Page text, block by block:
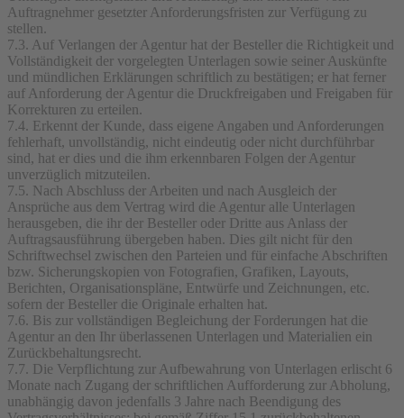
Auftragnehmer gesetzter Anforderungsfristen zur Verfügung zu
stellen.
7.3. Auf Verlangen der Agentur hat der Besteller die Richtigkeit und
Vollständigkeit der vorgelegten Unterlagen sowie seiner Auskünfte
und mündlichen Erklärungen schriftlich zu bestätigen; er hat ferner
auf Anforderung der Agentur die Druckfreigaben und Freigaben für
Korrekturen zu erteilen.
7.4. Erkennt der Kunde, dass eigene Angaben und Anforderungen
fehlerhaft, unvollständig, nicht eindeutig oder nicht durchführbar
sind, hat er dies und die ihm erkennbaren Folgen der Agentur
unverzüglich mitzuteilen.
7.5. Nach Abschluss der Arbeiten und nach Ausgleich der
Ansprüche aus dem Vertrag wird die Agentur alle Unterlagen
herausgeben, die ihr der Besteller oder Dritte aus Anlass der
Auftragsausführung übergeben haben. Dies gilt nicht für den
Schriftwechsel zwischen den Parteien und für einfache Abschriften
bzw. Sicherungskopien von Fotografien, Grafiken, Layouts,
Berichten, Organisationspläne, Entwürfe und Zeichnungen, etc.
sofern der Besteller die Originale erhalten hat.
7.6. Bis zur vollständigen Begleichung der Forderungen hat die
Agentur an den Ihr überlassenen Unterlagen und Materialien ein
Zurückbehaltungsrecht.
7.7. Die Verpflichtung zur Aufbewahrung von Unterlagen erlischt 6
Monate nach Zugang der schriftlichen Aufforderung zur Abholung,
unabhängig davon jedenfalls 3 Jahre nach Beendigung des